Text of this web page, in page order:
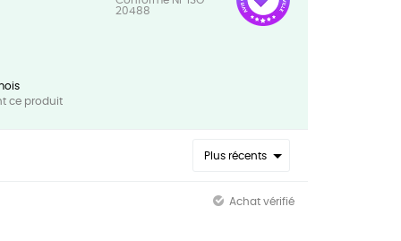
ce produit
Plus récents
Achat vérifié